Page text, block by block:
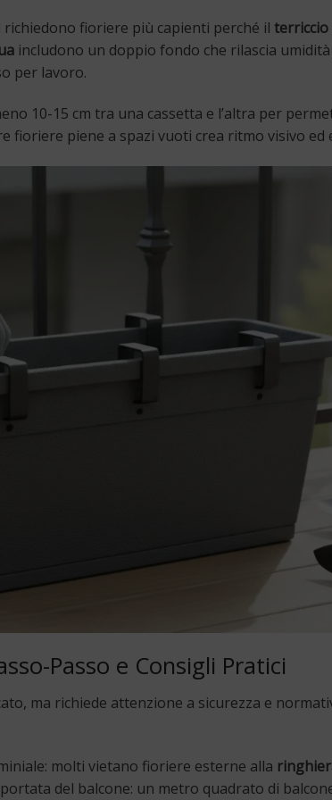
richiedono fioriere più capienti perché il terriccio
includono un doppio fondo che rilascia
per lavoro.
10-15 cm tra una cassetta e l’altra per
fioriere piene a spazi vuoti crea ritmo visivo ed
Passo e Consigli Pratici
ma richiede attenzione a sicurezza e
molti vietano fioriere esterne alla
del balcone: un metro quadrato di